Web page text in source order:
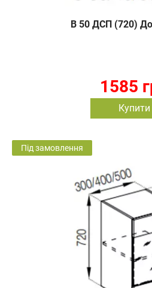
В 50 ДСП (720)
1585
Купити
Під замовлення